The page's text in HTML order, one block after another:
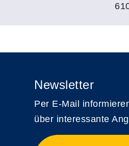
Newsletter
Per E-Mail
über interessante